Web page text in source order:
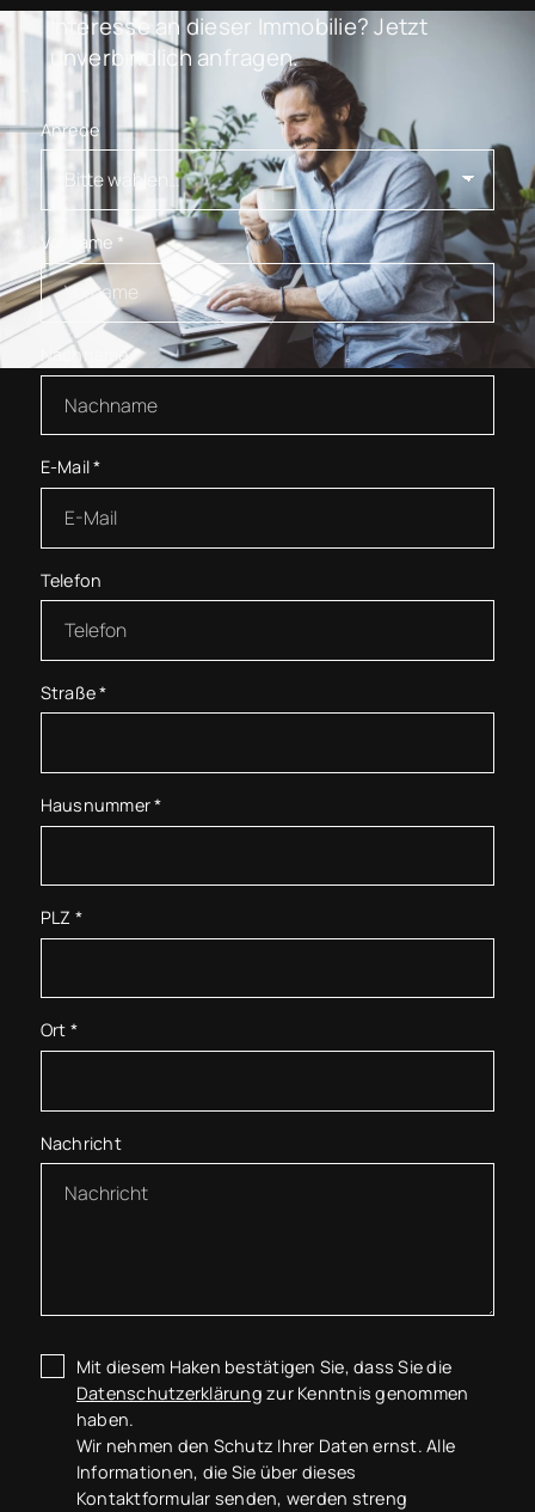
Interesse an dieser Immobilie? Jetzt
unverbindlich anfragen.
Anrede
Vorname *
Nachname*
E-Mail*
Telefon
Straße*
Hausnummer*
PLZ *
Ort *
Nachricht
Mit diesem Haken bestätigen Sie, dass Sie die
Datenschutzerklärung zur Kenntnis genommen
haben.
Wir nehmen den Schutz Ihrer Daten ernst. Alle
Informationen, die Sie über dieses
Kontaktformular senden, werden streng